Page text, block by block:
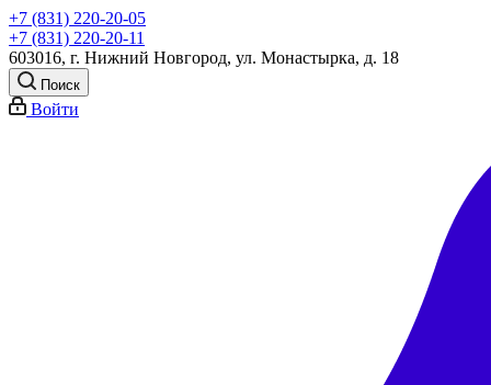
+7 (831) 220-20-05
+7 (831) 220-20-11
603016, г. Нижний Новгород, ул. Монастырка, д. 18
Поиск
Войти